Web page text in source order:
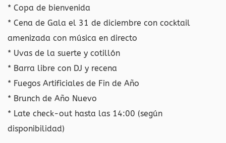
* Copa de bienvenida
* Cena de Gala el 31 de diciembre con cocktail
amenizada con música en directo
* Uvas de la suerte y cotillón
* Barra libre con DJ y recena
* Fuegos Artificiales de Fin de Año
* Brunch de Año Nuevo
* Late check-out hasta las 14:00 (según
disponibilidad)